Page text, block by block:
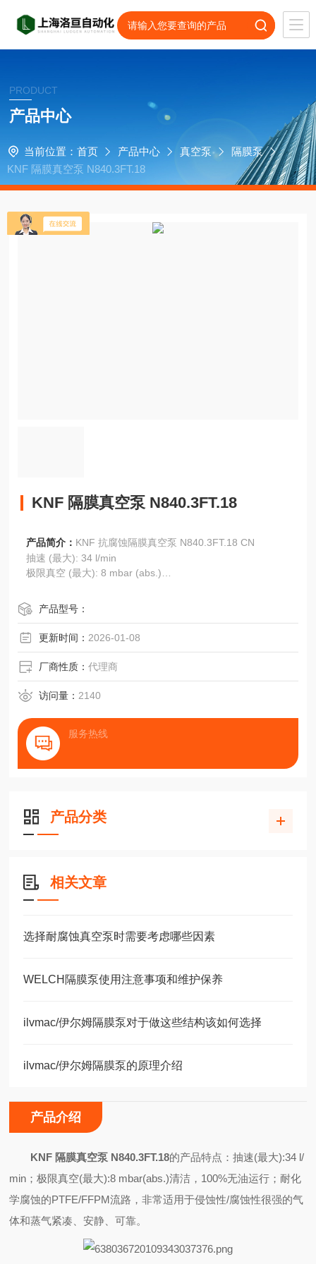
PRODUCT
产品中心
当前位置： 首页 产品中心 真空泵
隔膜泵
KNF 隔膜真空泵 N840.3FT.18
KNF 隔膜真空泵 N840.3FT.18
产品简介： KNF 抗腐蚀隔膜真空泵 N840.3FT.18 CN
抽速 (最大): 34 l/min
极限真空 (最大): 8 mbar (abs.)
耐化学腐蚀的PTFE/FFPM流路
非常适用于侵蚀性/腐蚀性很强的气体和蒸气
紧凑、安静、可靠
产品型号：
更新时间： 2026-01-08
厂商性质：代理商
访问量： 2140
服务热线
产品分类
相关文章
选择耐腐蚀真空泵时需要考虑哪些因素
WELCH隔膜泵使用注意事项和维护保养
ilvmac/伊尔姆隔膜泵对于做这些结构该如何选择
ilvmac/伊尔姆隔膜泵的原理介绍
产品介绍
KNF 隔膜真空泵 N840.3FT.18的产品特点：抽速(最大):34 l/
min；极限真空(最大):8 mbar(abs.)清洁，100%无油运行；耐化
学腐蚀的PTFE/FFPM流路，非常适用于侵蚀性/腐蚀性很强的气
体和蒸气紧凑、安静、可靠。